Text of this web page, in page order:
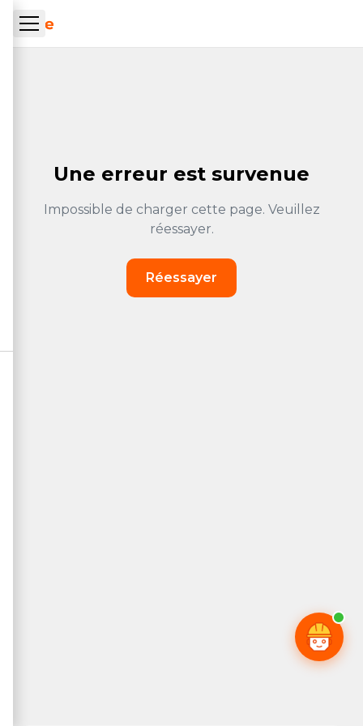
Aller au contenu principal
Une erreur est survenue
Impossible de charger cette page. Veuillez
réessayer.
Réessayer